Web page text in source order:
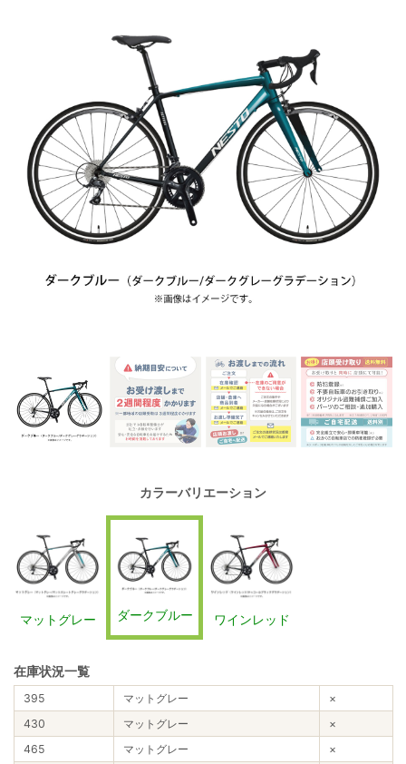
カラーバリエーション
マットグレー ダークブルー ワインレッド
在庫状況一覧
395 マットグレー
×
430
マットグレー
×
465
マットグレー
×